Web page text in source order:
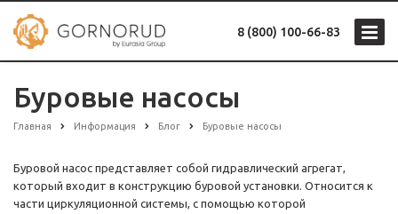
8 (800) 100-66-83
Буровые насосы
Главная Информация Блог Буровые насосы
Буровой насос представляет собой гидравлический агрегат,
который входит в конструкцию буровой установки. Относится к
части циркуляционной системы, с помощью которой